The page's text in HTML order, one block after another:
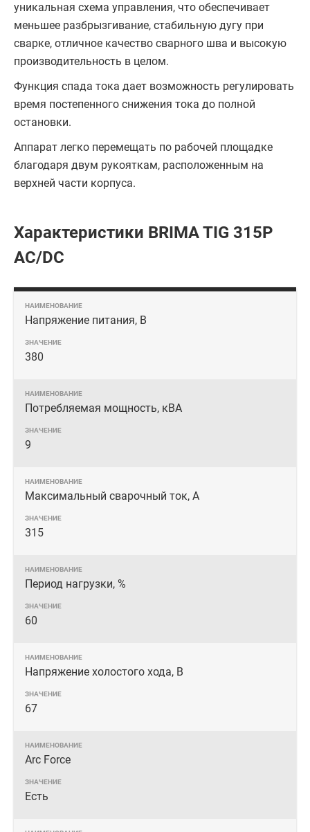
уникальная схема управления, что обеспечивает
меньшее разбрызгивание, стабильную дугу при
сварке, отличное качество сварного шва и высокую
производительность в целом.
Функция спада тока дает возможность регулировать
время постепенного снижения тока до полной
остановки.
Аппарат легко перемещать по рабочей площадке
благодаря двум рукояткам, расположенным на
верхней части корпуса.
Характеристики BRIMA TIG 315P
AC/DC
Напряжение питания, В
380
Потребляемая мощность, кВА
9
Максимальный сварочный ток, А
315
Период нагрузки, %
60
Напряжение холостого хода, В
67
Arc Force
Есть